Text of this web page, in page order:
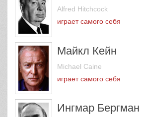
Alfred Hitchcock
играет самого себя
Майкл Кейн
Michael Caine
играет самого себя
Ингмар Бергман